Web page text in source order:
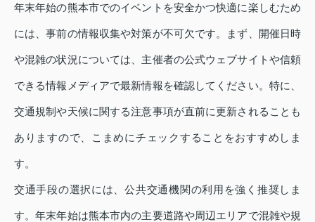
年末年始の熊本市でのイベントを安全かつ快適に楽しむため
には、事前の情報収集や対策が不可欠です。まず、開催日時
や混雑の状況については、主催者の公式ウェブサイトや信頼
できる情報メディアで最新情報を確認してください。特に、
交通規制や天候に関する注意事項が直前に更新されることも
ありますので、こまめにチェックすることをおすすめしま
す。
交通手段の選択には、公共交通機関の利用を強く推奨しま
す。年末年始は熊本市内の主要道路や周辺エリアで混雑や規